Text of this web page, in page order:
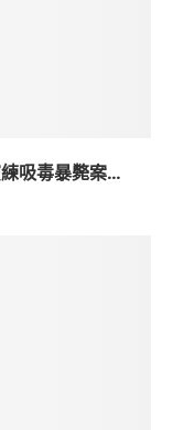
吸毒暴斃案...